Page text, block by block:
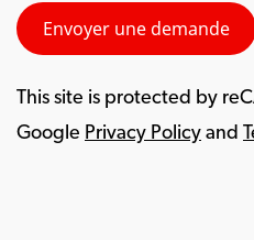
This site is protected by
Google Privacy Policy and